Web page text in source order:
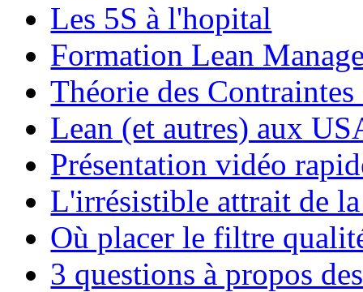
Les 5S à l'hopital
Formation Lean
Théorie des
Lean (et autres) aux
Présentation vidéo
L'irrésistible attrait de
Où placer le filtre
3 questions à propos